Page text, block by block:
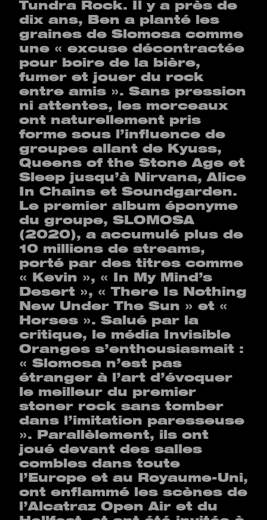
Tundra Rock. Il y a près de
dix ans, Ben a planté les
graines de Slomosa comme
une « excuse décontractée
pour boire de la bière,
fumer et jouer du rock
entre amis ». Sans pression
ni attentes, les morceaux
ont naturellement pris
forme sous l’influence de
groupes allant de Kyuss,
Queens of the Stone Age et
Sleep jusqu’à Nirvana, Alice
In Chains et Soundgarden.
Le premier album éponyme
du groupe, SLOMOSA
(2020), a accumulé plus de
10 millions de streams,
porté par des titres comme
« Kevin », « In My Mind’s
Desert », « There Is Nothing
New Under The Sun » et «
Horses ». Salué par la
critique, le média Invisible
Oranges s’enthousiasmait :
« Slomosa n’est pas
étranger à l’art d’évoquer
le meilleur du premier
stoner rock sans tomber
dans l’imitation paresseuse
». Parallèlement, ils ont
joué devant des salles
combles dans toute
l’Europe et au Royaume-Uni,
ont enflammé les scènes de
l’Alcatraz Open Air et du